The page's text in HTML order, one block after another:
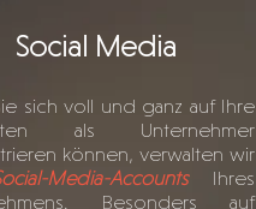
Social Media
sich voll und ganz auf Ihre
als Unternehmer
können, verwalten wir
Media-AccountsIhres
Besonders auf